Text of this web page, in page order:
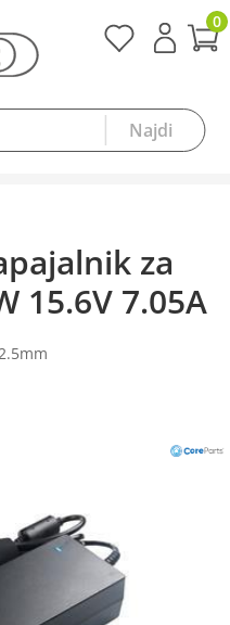
0
za
15.6V 7.05A